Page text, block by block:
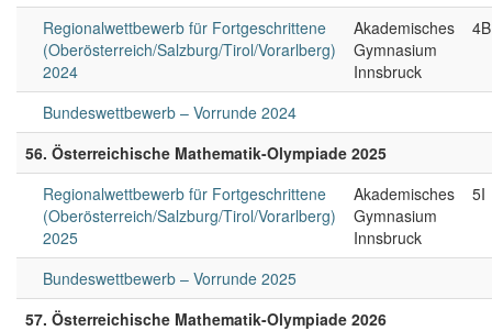
Regionalwettbewerb für Fortgeschrittene
(Oberösterreich/Salzburg/Tirol/Vorarlberg)
2024
Akademisches
Gymnasium
Innsbruck
4B
Bundeswettbewerb – Vorrunde 2024
56. Österreichische Mathematik-Olympiade 2025
Regionalwettbewerb für Fortgeschrittene
(Oberösterreich/Salzburg/Tirol/Vorarlberg)
2025
Akademisches
Gymnasium
Innsbruck
5I
Bundeswettbewerb – Vorrunde 2025
57. Österreichische Mathematik-Olympiade 2026